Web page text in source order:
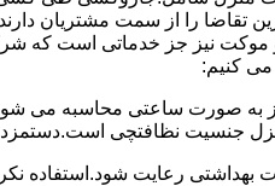
تقاضا را از سمت مشتریان
و موکت نیز جز خدماتی است که
می کنیم:
به صورت ساعتی محاسبه می
جنسیت نظافتچی است.دستمزد
بهداشتی رعایت